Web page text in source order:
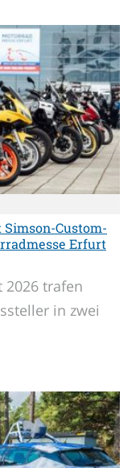
Custom-
Erfurt
trafen
in zwei